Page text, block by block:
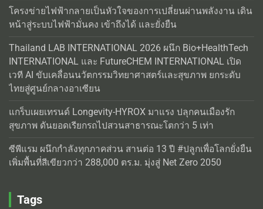
โครงข่ายไฟฟ้ากลายเป็นหัวใจของการเปลี่ยนผ่านพลังงาน เดิน
หน้าสู่ระบบไฟฟ้ามั่นคง เข้าถึงได้ และยั่งยืน
Thailand LAB INTERNATIONAL 2026 ผนึก Bio+HealthTech
INTERNATIONAL และ FutureCHEM INTERNATIONAL เปิด
เวที AI ขับเคลื่อนนวัตกรรมวิทยาศาสตร์และสุขภาพ ยกระดับ
ไทยสู่ศูนย์กลางอาเซียน
แกร็บเผยเทรนด์ Longevity-HYROX มาแรง ปลุกคนเมืองรัก
สุขภาพ ดันยอดเรียกรถไปสวนสาธารณะโตกว่า 5 เท่า
ซีพีแรม ผนึกกำลังทุกภาคส่วน สานต่อ 13 ปี #ปลูกเพื่อโลกยั่งยืน
เพิ่มพื้นที่สีเขียวกว่า 288,000 ตร.ม. มุ่งสู่ Net Zero 2050
Tags